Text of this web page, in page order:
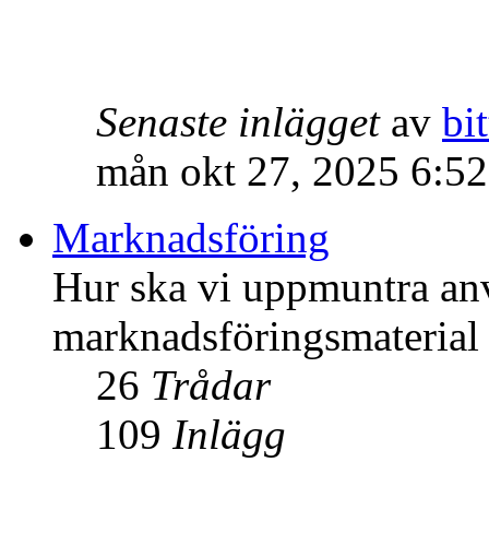
Senaste inläggetav
mån okt 27, 2025
Marknadsföring
Hur ska vi uppmuntra
26 Trådar
109 Inlägg